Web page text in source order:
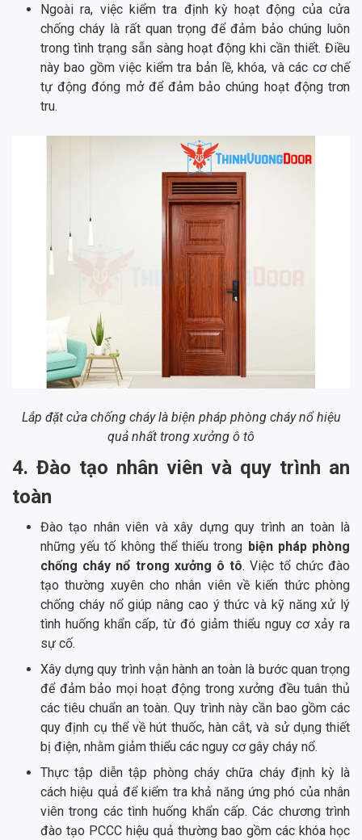
Ngoài ra, việc kiểm tra định kỳ hoạt động của cửa
chống cháy là rất quan trọng để đảm bảo chúng luôn
trong tình trạng sẵn sàng hoạt động khi cần thiết. Điều
này bao gồm việc kiểm tra bản lề, khóa, và các cơ chế
tự động đóng mở để đảm bảo chúng hoạt động trơn
tru.
Lắp đặt cửa chống cháy là biện pháp phòng cháy nổ hiệu
quả nhất trong xưởng ô tô
4. Đào tạo nhân viên và quy trình an
toàn
Đào tạo nhân viên và xây dựng quy trình an toàn là
những yếu tố không thể thiếu trong biện pháp phòng
chống cháy nổ trong xưởng ô tô. Việc tổ chức đào
tạo thường xuyên cho nhân viên về kiến thức phòng
chống cháy nổ giúp nâng cao ý thức và kỹ năng xử lý
tình huống khẩn cấp, từ đó giảm thiểu nguy cơ xảy ra
sự cố.
Xây dựng quy trình vận hành an toàn là bước quan trọng
để đảm bảo mọi hoạt động trong xưởng đều tuân thủ
các tiêu chuẩn an toàn. Quy trình này cần bao gồm các
quy định cụ thể về hút thuốc, hàn cắt, và sử dụng thiết
bị điện, nhằm giảm thiểu các nguy cơ gây cháy nổ.
Thực tập diễn tập phòng cháy chữa cháy định kỳ là
cách hiệu quả để kiểm tra khả năng ứng phó của nhân
viên trong các tình huống khẩn cấp. Các chương trình
đào tạo PCCC hiệu quả thường bao gồm các khóa học